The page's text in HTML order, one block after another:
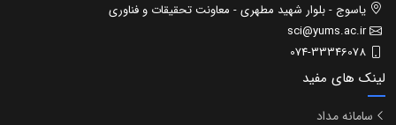
یاسوج - بلوار شهید مطهری - معاونت تحقیقات و فناوری
sci@yums.ac.ir
074-33346078
لینک های مفید
سامانه مداد